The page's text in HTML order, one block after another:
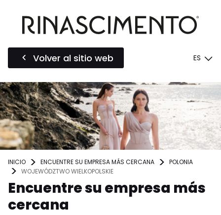
Volver al sitio web ES
INICIO ENCUENTRE SU EMPRESA MÁS CERCANA
POLONIA
WOJEWÓDZTWO WIELKOPOLSKIE
Encuentre su empresa más
cercana